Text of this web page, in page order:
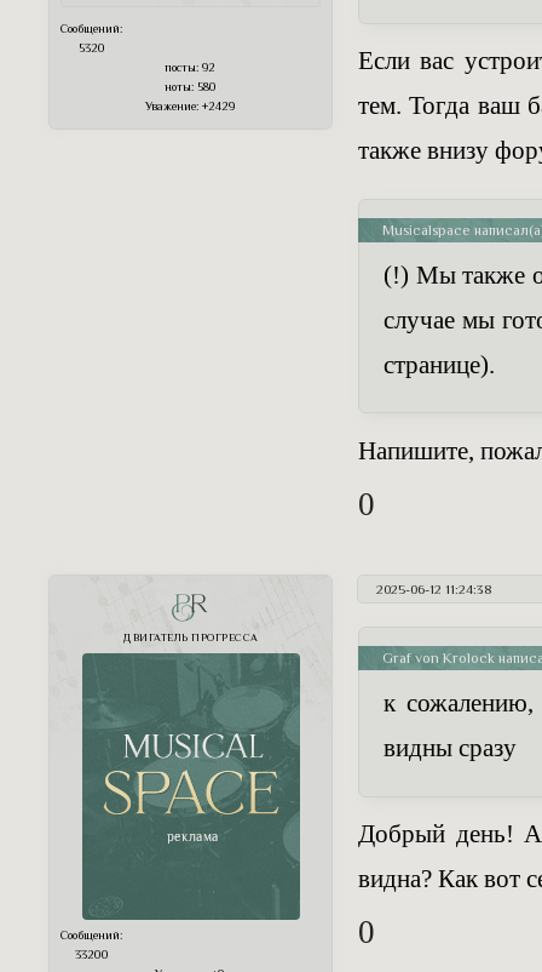
Сообщений:
5320
посты: 92
ноты: 580
Уважение: +2429
Если вас
тем. Тогда ваш
также внизу
Musicalspace
(!) Мы также
случае мы
странице).
Напишите,
0
2025-06-12 11:24:38
PR
ДВИГАТЕЛЬ ПРОГРЕССА
Сообщений:
33200
Graf von Krolock
к сожалению,
видны сразу
Добрый день! А
видна? Как вот
0